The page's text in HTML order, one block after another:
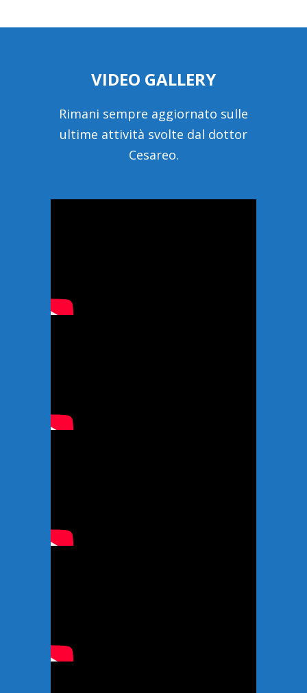
VIDEO GALLERY
Rimani sempre aggiornato sulle
ultime attività svolte dal dottor
Cesareo.